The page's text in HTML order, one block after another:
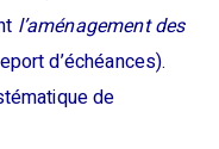
l’aménagement des
d’échéances).
de